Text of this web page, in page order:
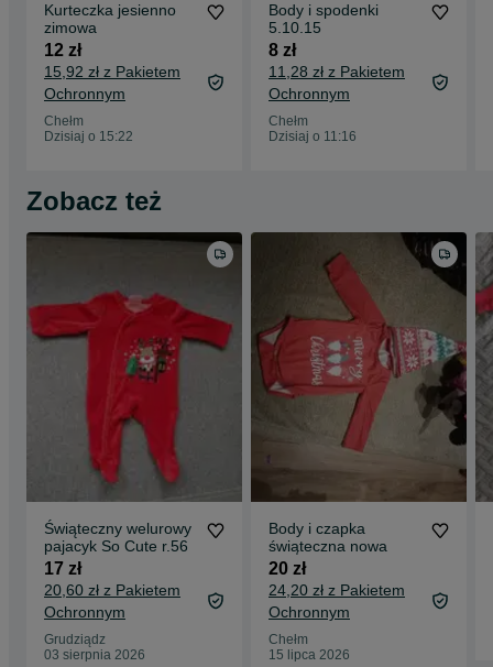
Kurteczka jesienno
zimowa
12 zł
15,92 zł z Pakietem
Ochronnym
Chełm
Dzisiaj o 15:22
Body i spodenki
5.10.15
8 zł
11,28 zł z Pakietem
Ochronnym
Chełm
Dzisiaj o 11:16
Zobacz też
Świąteczny welurowy
pajacyk So Cute r.56
17 zł
20,60 zł z Pakietem
Ochronnym
Grudziądz
03 sierpnia 2026
Body i czapka
świąteczna nowa
20 zł
24,20 zł z Pakietem
Ochronnym
Chełm
15 lipca 2026